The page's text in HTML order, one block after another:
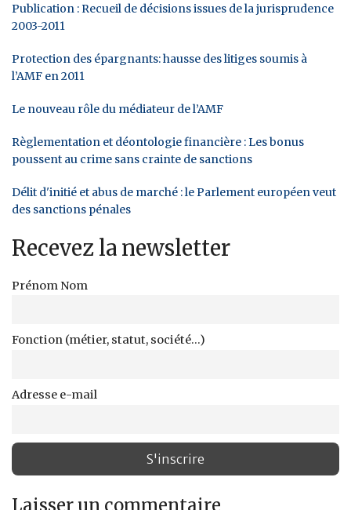
Publication : Recueil de décisions issues de la jurisprudence
2003-2011
Protection des épargnants: hausse des litiges soumis à
l’AMF en 2011
Le nouveau rôle du médiateur de l’AMF
Règlementation et déontologie financière : Les bonus
poussent au crime sans crainte de sanctions
Délit d'initié et abus de marché : le Parlement européen veut
des sanctions pénales
Recevez la newsletter
Prénom Nom
Fonction (métier, statut, société...)
Adresse e-mail